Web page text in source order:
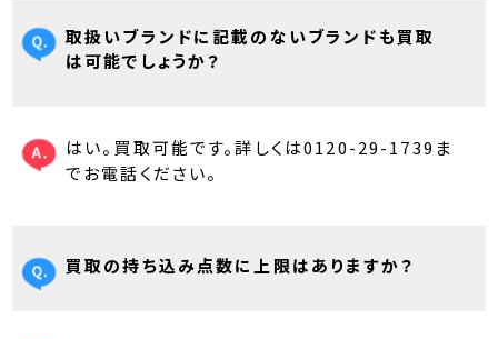
取扱いブランドに記載のないブランドも買取
は可能でしょうか？
はい。買取可能です。詳しくは0120-29-1739ま
でお電話ください。
買取の持ち込み点数に上限はありますか？